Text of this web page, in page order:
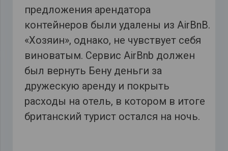
предложения арендатора
контейнеров были удалены из AirBnB.
«Хозяин», однако, не чувствует себя
виноватым. Сервис AirBnb должен
был вернуть Бену деньги за
дружескую аренду и покрыть
расходы на отель, в котором в итоге
британский турист остался на ночь.